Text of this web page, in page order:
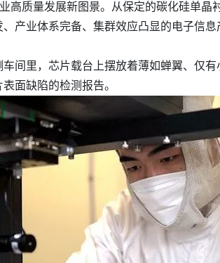
高质量发展新图景。从保定的碳化硅单
产业体系完备、集群效应凸显的电子信息
间里，芯片载台上摆放着薄如蝉翼、仅
面缺陷的检测报告。